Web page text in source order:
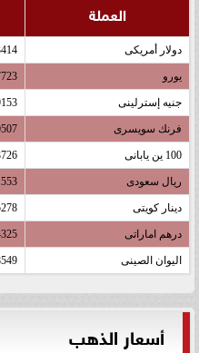
العملة
دولار أمريكى
يورو
جنيه إسترلينى
فرنك سويسرى
100 ين يابانى
ريال سعودى
دينار كويتى
درهم اماراتى
اليوان الصينى
أسعار الذهب